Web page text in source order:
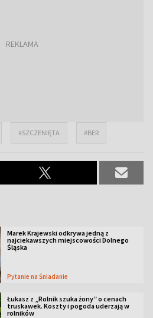
#SZCZENIĘTA #BER
Marek Krajewski odkrywa jedną z
najciekawszych miejscowości Dolnego
Śląska
Pytanie na Śniadanie
Łukasz z „Rolnik szuka żony” o cenach
truskawek. Koszty i pogoda uderzają w
rolników